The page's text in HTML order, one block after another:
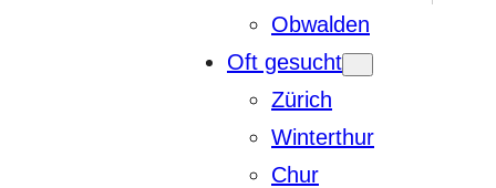
Obwalden
Oft gesucht
Zürich
Winterthur
Chur